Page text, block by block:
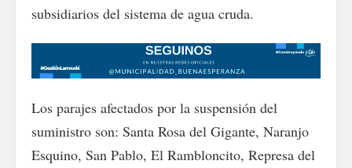
subsidiarios del sistema de agua cruda.
Los parajes afectados por la suspensión del
suministro son: Santa Rosa del Gigante, Naranjo
Esquino, San Pablo, El Rambloncito, Represa del